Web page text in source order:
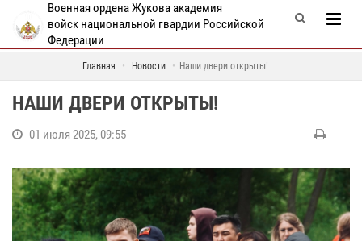
Военная ордена Жукова академия
войск национальной гвардии Российской
Федерации
Главная Новости Наши двери открыты!
НАШИ ДВЕРИ ОТКРЫТЫ!
01 июля 2025, 09:55